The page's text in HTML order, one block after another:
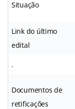
Situação
Link do último
edital
.
Documentos de
retificações